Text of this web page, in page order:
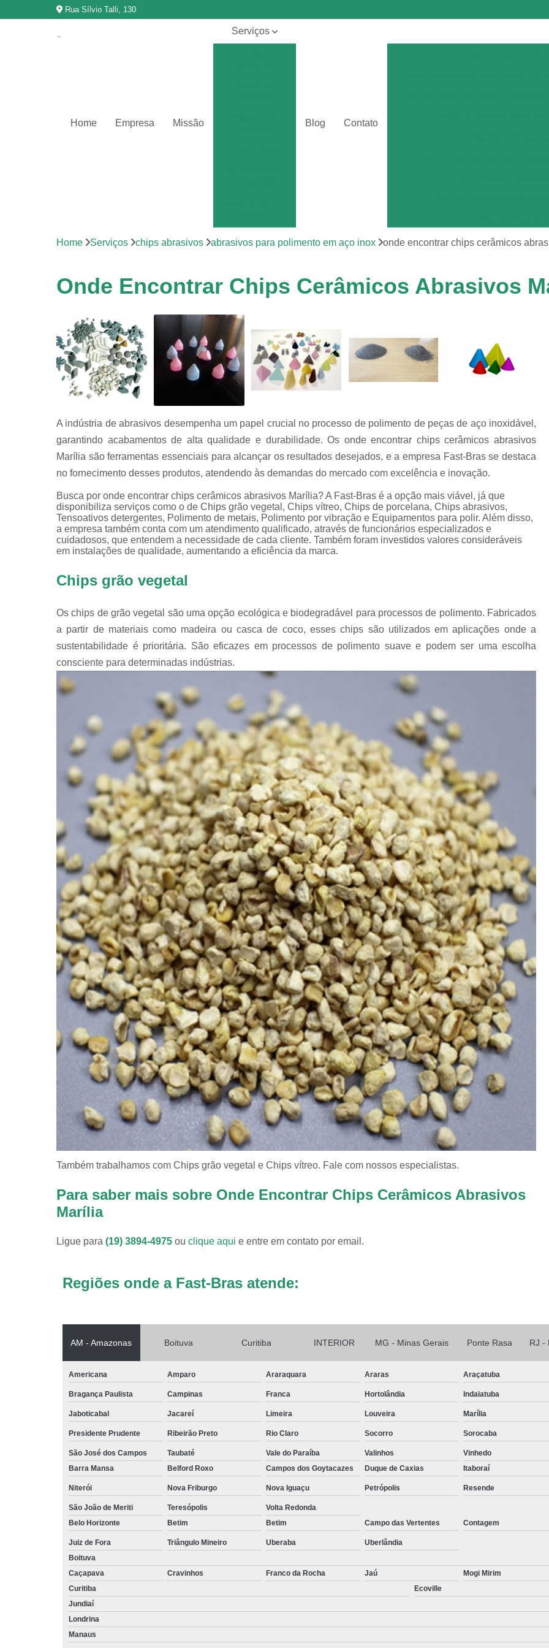
Rua Sílvio Talli, 130
Home Empresa Missão
Serviços
vibração
em
equipamentos
Tensoativos
detergentes
Blog Contato
Chip de
Chip de Porcelana para
Polimento de
Polimento de
Polimento de
Chips Grão Vegetal de
Chips Grão Vegetal para
Chips para Espelhamento Grão
Chips Vítreo
Chips Vítreo Esterilização
Chips Vítreo para
Chips Vítreo para
Equipamento para Polimento
Equipamento para Polir
Equipamento para Polir
Produtos de Polimento
Abrasivos para Polimento de
Polimento de Metais
Polimento de Metal
Polimento de Utensílios
Polimento de Metais
Polimento de
Polimento de Peças de Metal
Polimento em Peças de Metal por
Polimento para Peças de Alumínio
Polimento para Peças
Revestimento de
Revestimento de Máquina de
Revestimento em
Revestimento
Revestimento para
Revestimento para
Agente Tensoativos
Home Serviços chips abrasivos abrasivos para polimento em aço inox onde encontrar chips cerâmicos
Onde Encontrar Chips Cerâmicos Abrasivos
A indústria de abrasivos desempenha um papel crucial no processo de polimento de peças de aço inoxidável,
garantindo acabamentos de alta qualidade e durabilidade. Os onde encontrar chips cerâmicos abrasivos
Marília são ferramentas essenciais para alcançar os resultados desejados, e a empresa Fast-Bras se destaca
no fornecimento desses produtos, atendendo às demandas do mercado com excelência e inovação.
Busca por onde encontrar chips cerâmicos abrasivos Marília? A Fast-Bras é a opção mais viável, já que
disponibiliza serviços como o de Chips grão vegetal, Chips vítreo, Chips de porcelana, Chips abrasivos,
Tensoativos detergentes, Polimento de metais, Polimento por vibração e Equipamentos para polir. Além disso,
a empresa também conta com um atendimento qualificado, através de funcionários especializados e
cuidadosos, que entendem a necessidade de cada cliente. Também foram investidos valores consideráveis
em instalações de qualidade, aumentando a eficiência da marca.
Chips grão vegetal
Os chips de grão vegetal são uma opção ecológica e biodegradável para processos de polimento. Fabricados
a partir de materiais como madeira ou casca de coco, esses chips são utilizados em aplicações onde a
sustentabilidade é prioritária. São eficazes em processos de polimento suave e podem ser uma escolha
consciente para determinadas indústrias.
Também trabalhamos com Chips grão vegetal e Chips vítreo. Fale com nossos especialistas.
Para saber mais sobre Onde Encontrar Chips Cerâmicos Abrasivos
Marília
Ligue para (19) 3894-4975 ou clique aqui e entre em contato por email.
Regiões onde a Fast-Bras atende:
AM - Amazonas Boituva Curitiba INTERIOR MG - Minas Gerais Ponte Rasa RJ -
Americana Amparo Araraquara Araras Araçatuba
Bragança Paulista Campinas Franca Hortolândia Indaiatuba
Jaboticabal Jacareí Limeira Louveira Marília
Presidente Prudente Ribeirão Preto Rio Claro Socorro Sorocaba
São José dos Campos Taubaté Vale do Paraíba Valinhos
Vinhedo
Barra Mansa
Belford Roxo Campos dos Goytacazes Duque de Caxias Itaboraí
Niterói Nova Friburgo Nova Iguaçu Petrópolis Resende
São João de Meriti Teresópolis
Volta Redonda
Belo Horizonte
Betim Betim Campo das Vertentes Contagem
Juiz de Fora Triângulo Mineiro Uberaba
Uberlândia
Boituva
Caçapava
Cravinhos Franco da Rocha Jaú Mogi Mirim
Curitiba
Ecoville
Jundiaí
Londrina
Manaus